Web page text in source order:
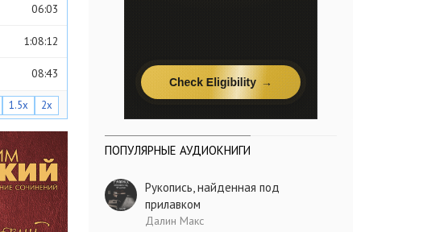
06:03
1:08:12
08:43
1.5x 2x
ПОПУЛЯРНЫЕ АУДИОКНИГИ
Рукопись, найденная под
прилавком
Далин Макс